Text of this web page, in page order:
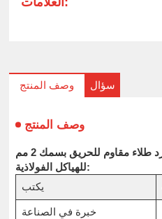
وصف المنتج سؤال
وصف المنتج
بعض المعلومات عن مورد طلاء مقاوم للحريق بسمك 2 مم
للهياكل الفولاذية:
يكتب
خبرة في الصناعة